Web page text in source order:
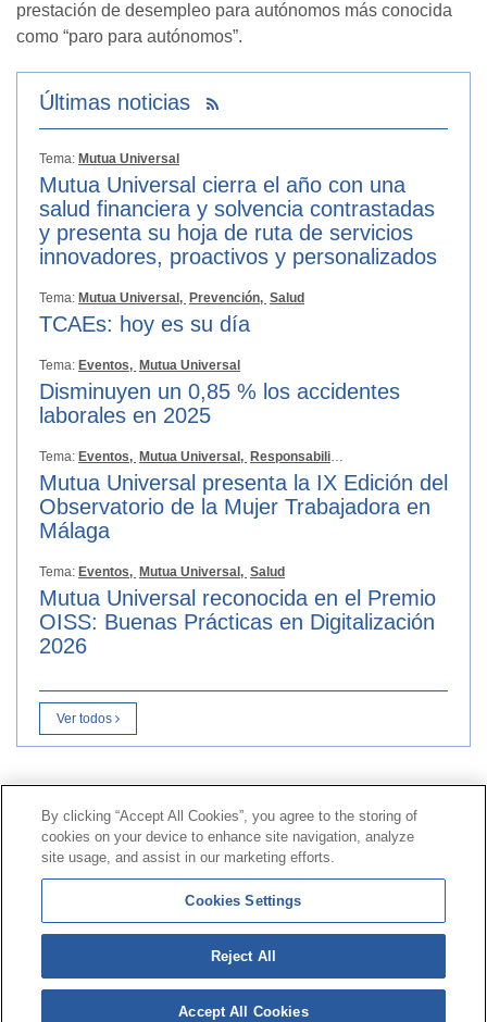
prestación de desempleo para autónomos más conocida
como “paro para autónomos”.
Últimas noticias
Tema: Mutua Universal
Mutua Universal cierra el año con una
salud financiera y solvencia contrastadas
y presenta su hoja de ruta de servicios
innovadores, proactivos y personalizados
Tema: Mutua Universal, Prevención, Salud
TCAEs: hoy es su día
Tema: Eventos, Mutua Universal
Disminuyen un 0,85 % los accidentes
laborales en 2025
Tema: Eventos, Mutua Universal, Responsabilidad Social
Mutua Universal presenta la IX Edición del
Observatorio de la Mujer Trabajadora en
Málaga
Tema: Eventos, Mutua Universal, Salud
Mutua Universal reconocida en el Premio
OISS: Buenas Prácticas en Digitalización
2026
Ver todos
Línea Universal 900 203 203|Zona Privada Comisión de
Prestaciones Especiales|Zona Privada Proveedor
Sanitario
© Mutua Universal 2026 | Mapa del sitio | Aviso legal
Política de Protección de Datos
cookies
Síguenos en:
By clicking “Accept All Cookies”, you agree to the storing of
cookies on your device to enhance site navigation, analyze
site usage, and assist in our marketing efforts.
Cookies Settings
Reject All
Accept All Cookies